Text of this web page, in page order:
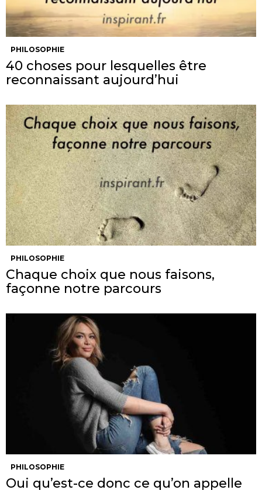
PHILOSOPHIE
40 choses pour lesquelles être
reconnaissant aujourd’hui
PHILOSOPHIE
Chaque choix que nous faisons,
façonne notre parcours
PHILOSOPHIE
Oui qu’est-ce donc ce qu’on appelle